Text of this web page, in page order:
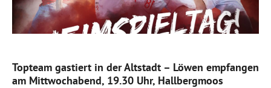
Topteam gastiert in der Altstadt – Löwen empfangen
am Mittwochabend, 19.30 Uhr, Hallbergmoos